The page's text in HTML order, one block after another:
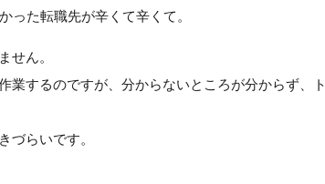
った転職先が辛くて辛くて。
せん。
業するのですが、分からないところが分からず、ト
づらいです。